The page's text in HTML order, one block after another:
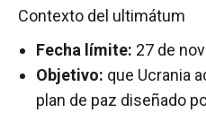
Contexto del ultimátum
Fecha límite: 27 de
Objetivo: que Ucrania
plan de paz diseñado